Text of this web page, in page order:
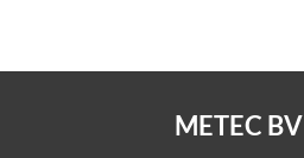
METEC BV